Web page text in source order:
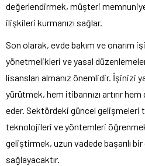
değerlendirmek, müşteri
ilişkileri kurmanızı sağlar.
Son olarak, evde bakım ve onarım
yönetmelikleri ve yasal
lisansları almanız önemlidir. İşinizi
yürütmek, hem itibarınızı artırır
eder. Sektördeki güncel gelişmeleri
teknolojileri ve yöntemleri
geliştirmek, uzun vadede başarılı
sağlayacaktır.